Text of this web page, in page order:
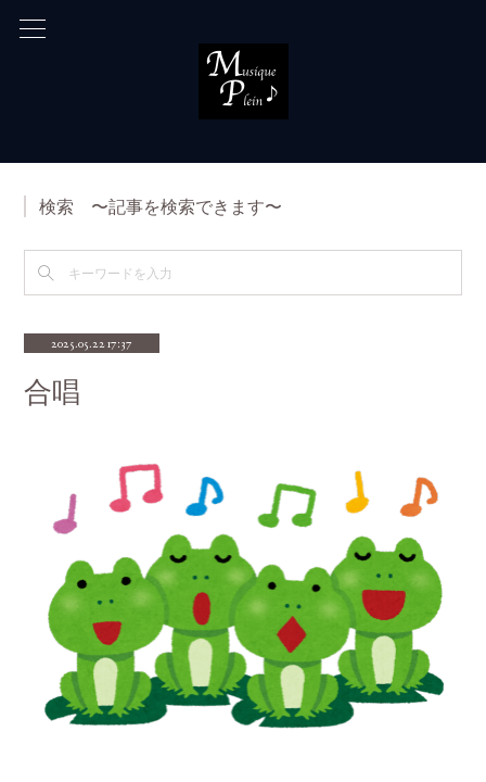
検索 〜記事を検索できます〜
2025.05.22 17:37
合唱